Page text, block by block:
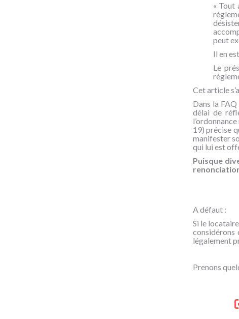
« Tout
peut
Il en
Le
Cet article
Dans la
délai de
19) précise
manifester
qui lui est
Puisque
A défaut :
Si le
considérons
légalement
Prenons